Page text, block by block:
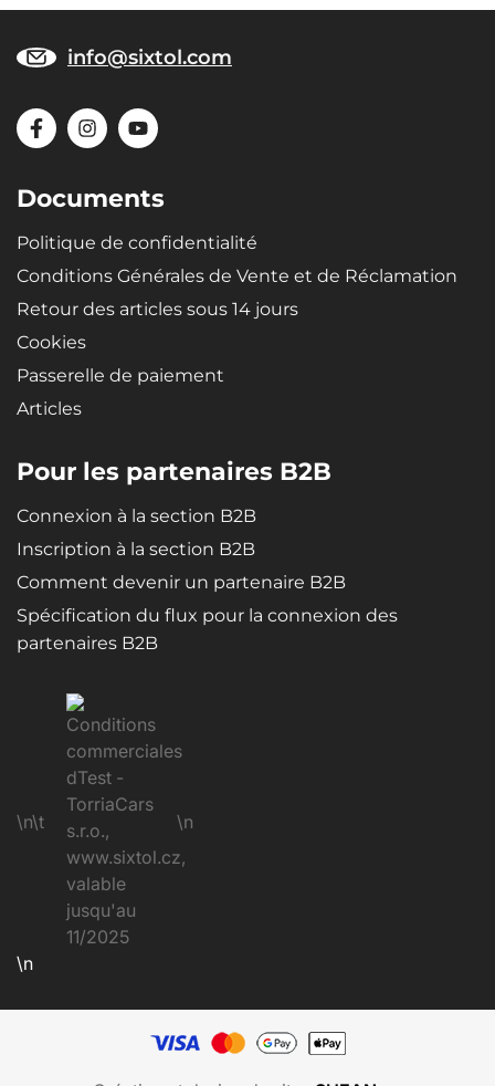
info@sixtol.com
Documents
Politique de confidentialité
Conditions Générales de Vente et de Réclamation
Retour des articles sous 14 jours
Cookies
Passerelle de paiement
Articles
Pour les partenaires B2B
Connexion à la section B2B
Inscription à la section B2B
Comment devenir un partenaire B2B
Spécification du flux pour la connexion des
partenaires B2B
\n\t \n
\n